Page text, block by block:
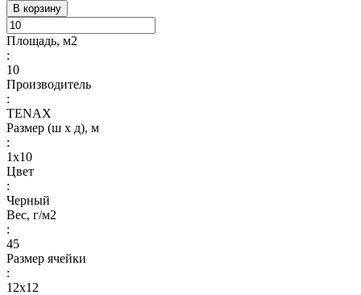
В корзину
Площадь, м2
:
10
Производитель
:
TENAX
Размер (ш х д), м
:
1х10
Цвет
:
Черный
Вес, г/м2
:
45
Размер ячейки
:
12х12